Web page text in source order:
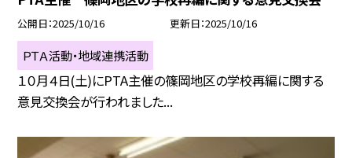
公開日 2025/10/16 更新日 2025/10/16
ＰＴＡ活動・地域連携活動
１０月４日(土)にPTA主催の篠岡地区の学校再編に関する
意見交換会が行われました...